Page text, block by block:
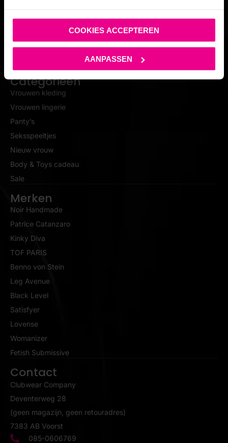
COOKIES ACCEPTEREN
AANPASSEN
Maattabel
Privacy
Algemene voorwaarden
Categorieën
Vrouwen kleding
Vrouwen lingerie
Panty’s
Seksspeeltjes
Nieuw vrouw
Body & Toys cadeau
Sale
Merken
Noir Handmade
Patrice Catanzaro
Kinky Diva
TOF PARIS
Benno von Stein
Leg Avenue
Black Level
Satisfyer
Lovense
Womanizer
Fetish Submissive
Contact
Clubwear Company
Deventerweg 28
(geen magazijn, geen retouradres)
7383 AB Voorst
085-0606769